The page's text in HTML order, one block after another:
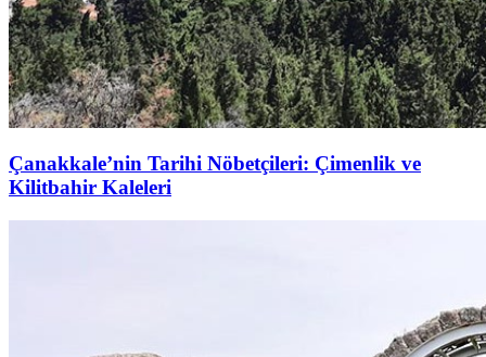
Çanakkale’nin Tarihi Nöbetçileri: Çimenlik ve
Kilitbahir Kaleleri